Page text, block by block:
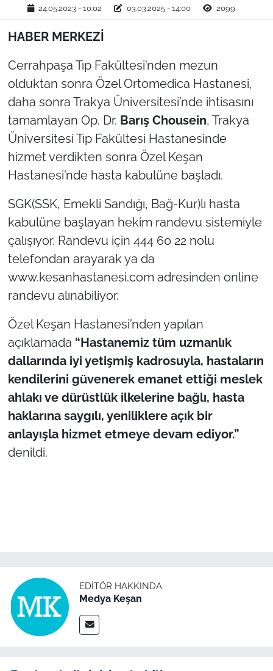
24.05.2023 - 10:02 03.03.2025 - 14:00 2099
HABER MERKEZİ
Cerrahpaşa Tıp Fakültesi’nden mezun
olduktan sonra Özel Ortomedica Hastanesi,
daha sonra Trakya Üniversitesi’nde ihtisasını
tamamlayan Op. Dr. Barış Chousein, Trakya
Üniversitesi Tıp Fakültesi Hastanesinde
hizmet verdikten sonra Özel Keşan
Hastanesi’nde hasta kabulüne başladı.
SGK(SSK, Emekli Sandığı, Bağ-Kur)lı hasta
kabulüne başlayan hekim randevu sistemiyle
çalışıyor. Randevu için 444 60 22 nolu
telefondan arayarak ya da
www.kesanhastanesi.com adresinden online
randevu alınabiliyor.
Özel Keşan Hastanesi’nden yapılan
açıklamada “Hastanemiz tüm uzmanlık
dallarında iyi yetişmiş kadrosuyla, hastaların
kendilerini güvenerek emanet ettiği meslek
ahlakı ve dürüstlük ilkelerine bağlı, hasta
haklarına saygılı, yeniliklere açık bir
anlayışla hizmet etmeye devam ediyor.”
denildi.
EDITÖR HAKKINDA
Medya Keşan
TEKİRDAĞ
KIRKLARELİ
ÇANAKKALE
TÜRKİYE
Güvenlik
Genel
Politika
Dış Haberler
Magazin
İş Dünyası
Bilim Teknoloji
Gündem-Eğitim